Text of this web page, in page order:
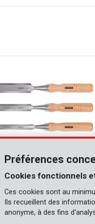
bois 6, 12, 18, 24mm - 4 pcs
Préférences
Cookies fonctionnels
Ces cookies sont au
Ils recueillent des
anonyme, à des fins